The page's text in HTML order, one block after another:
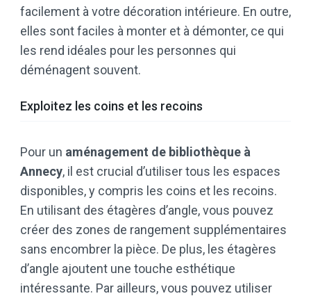
facilement à votre décoration intérieure. En outre,
elles sont faciles à monter et à démonter, ce qui
les rend idéales pour les personnes qui
déménagent souvent.
Exploitez les coins et les recoins
Pour un aménagement de bibliothèque à
Annecy, il est crucial d’utiliser tous les espaces
disponibles, y compris les coins et les recoins.
En utilisant des étagères d’angle, vous pouvez
créer des zones de rangement supplémentaires
sans encombrer la pièce. De plus, les étagères
d’angle ajoutent une touche esthétique
intéressante. Par ailleurs, vous pouvez utiliser